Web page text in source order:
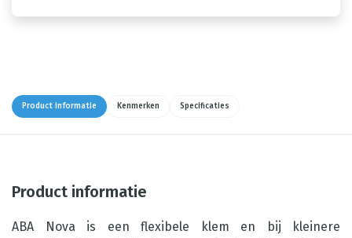
Product informatie Kenmerken Specificaties
Product informatie
ABA Nova is een flexibele klem en bij kleinere